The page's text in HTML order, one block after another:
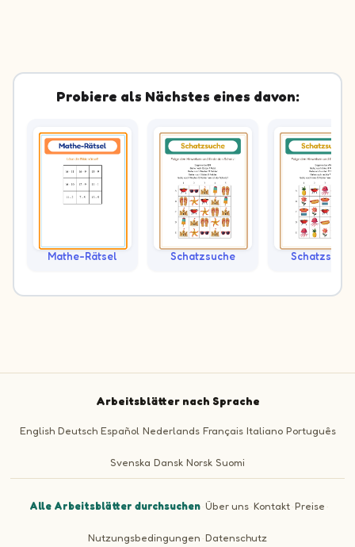
Probiere als Nächstes eines davon:
Mathe-Rätsel Schatzsuche Schatzsuche
Arbeitsblätter nach Sprache
English Deutsch Español Nederlands Français Italiano Português
Svenska Dansk Norsk Suomi
Alle Arbeitsblätter durchsuchen ·Über uns ·Kontakt ·Preise ·
Nutzungsbedingungen ·Datenschutz